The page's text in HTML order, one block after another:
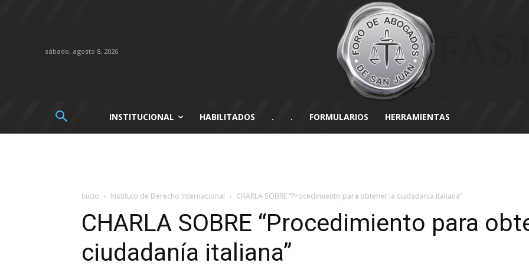
sábado, agosto 8, 2026
INSTITUCIONAL HABILITADOS . . FORMULARIOS HERRAMIENTAS
Inicio Instituto de Derecho Internacional CHARLA SOBRE “Procedimiento para obtener la ciudadanía italiana”
CHARLA SOBRE “Procedimiento para
ciudadanía italiana”